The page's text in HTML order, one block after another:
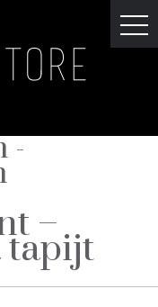
-
–
tapijt